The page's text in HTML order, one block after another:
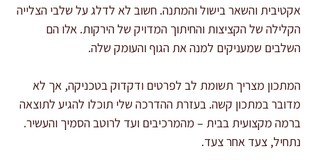
אקטיבית והשאר בישול והמתנה. חשוב לא לדלג על שלבי הצלייה
הקלילה של הקציצות והחיתוך המדויק של הירקות. אלו הם
השלבים שמעניקים למנה את הגוף והעומק שלה.
המתכון מצריך תשומת לב לפרטים ודקדוק בטכניקה, אך לא
מדובר במתכון קשה. בעזרת ההדרכה שלי תוכלו להגיע לתוצאה
ברמה מקצועית בבית – מהמרכיבים ועד לרוטב הסמיך והעשיר.
נתחיל, צעד אחר צעד.